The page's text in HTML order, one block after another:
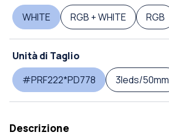
WHITE
RGB + WHITE RGB
Unità di Taglio
#PRF222*PD778
3leds/50mm
Descrizione